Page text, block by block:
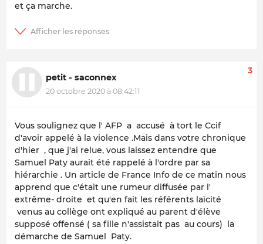
et ça marche.
petit - saconnex
20 octobre 2020 à 08:42:11
3
Vous soulignez que l' AFP a accusé à tort le Ccif
d'avoir appelé à la violence .Mais dans votre chronique
d'hier , que j'ai relue, vous laissez entendre que
Samuel Paty aurait été rappelé à l'ordre par sa
hiérarchie . Un article de France Info de ce matin nous
apprend que c'était une rumeur diffusée par l'
extrême- droite et qu'en fait les référents laïcité
venus au collège ont expliqué au parent d'élève
supposé offensé ( sa fille n'assistait pas au cours) la
démarche de Samuel Paty.